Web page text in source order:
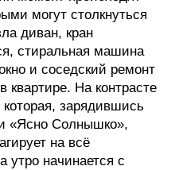
могут столкнуться
диван, кран
стиральная машина
и соседский ремонт
На контрасте
зарядившись
«Ясно Солнышко»,
на всё
утро начинается с